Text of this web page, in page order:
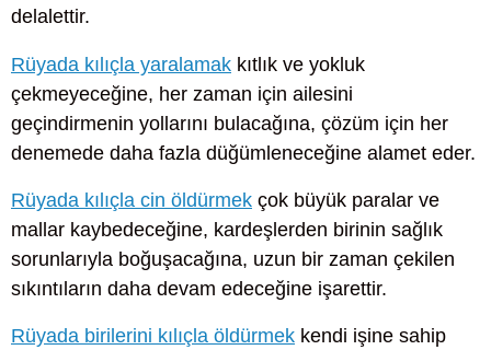
delalettir.
Rüyada kılıçla yaralamak kıtlık ve yokluk
çekmeyeceğine, her zaman için ailesini
geçindirmenin yollarını bulacağına, çözüm için her
denemede daha fazla düğümleneceğine alamet eder.
Rüyada kılıçla cin öldürmek çok büyük paralar ve
mallar kaybedeceğine, kardeşlerden birinin sağlık
sorunlarıyla boğuşacağına, uzun bir zaman çekilen
sıkıntıların daha devam edeceğine işarettir.
Rüyada birilerini kılıçla öldürmek kendi işine sahip